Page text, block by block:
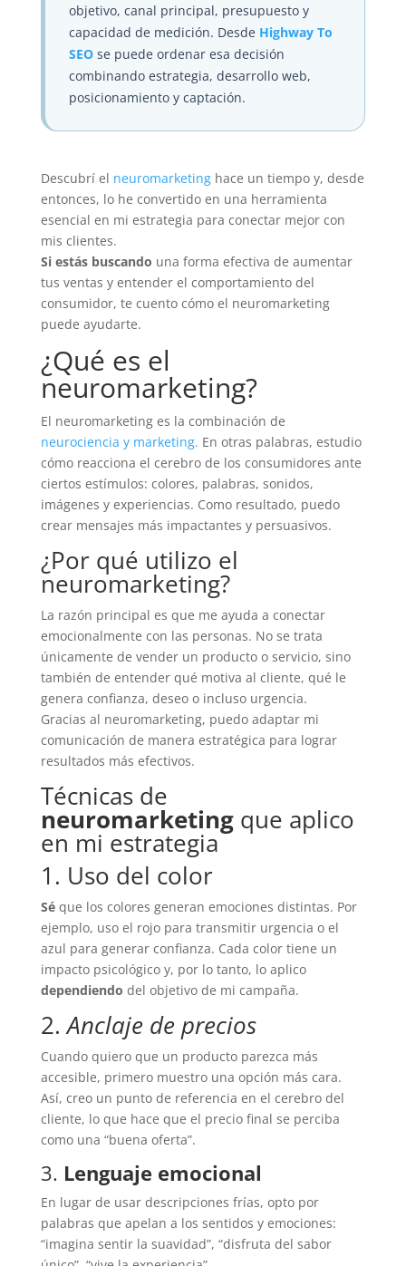
objetivo, canal principal, presupuesto y
capacidad de medición. Desde Highway To
SEOse puede ordenar esa decisión
combinando estrategia, desarrollo web,
posicionamiento y captación.
Descubrí el neuromarketinghace un tiempo y, desde
entonces, lo he convertido en una herramienta
esencial en mi estrategia para conectar mejor con
mis clientes.
Si estás buscando una forma efectiva de aumentar
tus ventas y entender el comportamiento del
consumidor, te cuento cómo el neuromarketing
puede ayudarte.
¿Qué es el
neuromarketing?
El neuromarketing es la combinación de
neurociencia y marketing. En otras palabras, estudio
cómo reacciona el cerebro de los consumidores ante
ciertos estímulos: colores, palabras, sonidos,
imágenes y experiencias. Como resultado, puedo
crear mensajes más impactantes y persuasivos.
¿Por qué utilizo el
neuromarketing?
La razón principal es que me ayuda a conectar
emocionalmente con las personas. No se trata
únicamente de vender un producto o servicio, sino
también de entender qué motiva al cliente, qué le
genera confianza, deseo o incluso urgencia.
Gracias al neuromarketing, puedo adaptar mi
comunicación de manera estratégica para lograr
resultados más efectivos.
Técnicas de
neuromarketingque aplico
en mi estrategia
1. Uso del color
Séque los colores generan emociones distintas. Por
ejemplo, uso el rojo para transmitir urgencia o el
azul para generar confianza. Cada color tiene un
impacto psicológico y, por lo tanto, lo aplico
dependiendo del objetivo de mi campaña.
2.Anclaje de precios
Cuando quiero que un producto parezca más
accesible, primero muestro una opción más cara.
Así, creo un punto de referencia en el cerebro del
cliente, lo que hace que el precio final se perciba
como una “buena oferta”.
3. Lenguaje emocional
En lugar de usar descripciones frías, opto por
palabras que apelan a los sentidos y emociones:
“imagina sentir la suavidad”, “disfruta del sabor